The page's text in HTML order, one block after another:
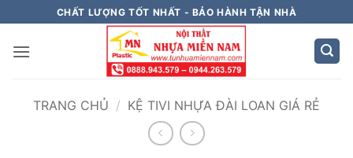
qua
nội
CHẤT LƯỢNG TỐT NHẤT - BẢO HÀNH TẬN NHÀ
TRANG CHỦ / KỆ TIVI NHỰA ĐÀI LOAN GIÁ RẺ